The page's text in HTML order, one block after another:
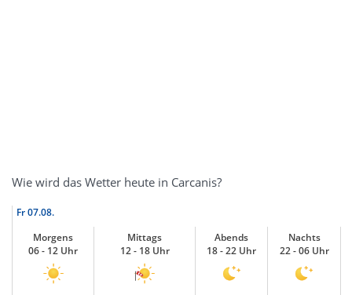
Wie wird das Wetter heute in Carcanis?
Fr07.08.
Morgens
06 - 12 Uhr
Mittags
12 - 18 Uhr
Abends
18 - 22 Uhr
Nachts
22 - 06 Uhr